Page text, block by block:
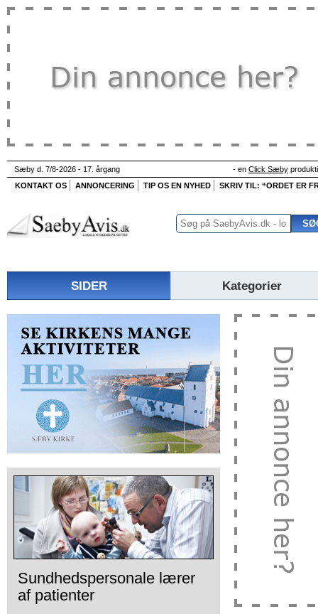
Sæby d. 7/8-2026 - 17. årgang - en Click Sæby
KONTAKT OS
ANNONCERING TIP OS EN NYHED SKRIV TIL: “ORDET ER
SIDER Kategorier
Sundhedspersonale lærer
af patienter